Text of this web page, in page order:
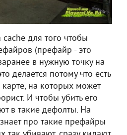
для того чтобы
(префайр - это
в нужную точку на
делается потому что есть
на которых может
И чтобы убить его
в такие дефолты. На
про такие префайры